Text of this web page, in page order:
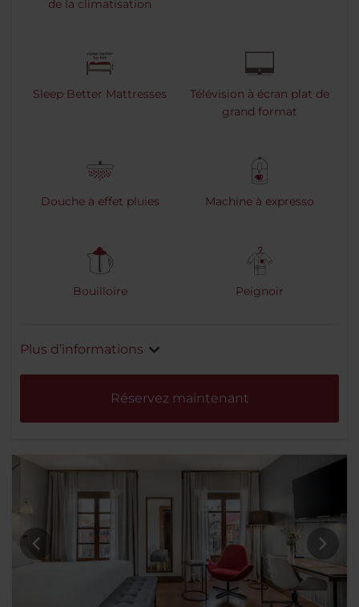
de la climatisation
Sleep Better Mattresses
Télévision à écran plat de
grand format
Douche à effet pluies Machine à expresso
Bouilloire Peignoir
Plus d’informations
Réservez maintenant